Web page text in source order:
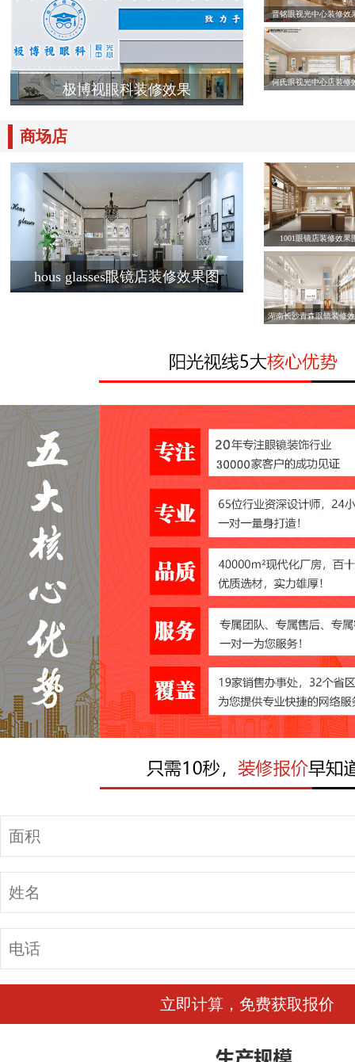
极博视眼科装修效果
晋铭眼视光中心装修效
何氏眼视光中心店装修
商场店
hous glasses眼镜店装修效果图
1001眼镜店装修效果
湖南长沙青森眼镜装修